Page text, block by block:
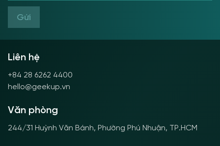
Gửi
Liên hệ
+84 28 6262 4400
hello@geekup.vn
Văn phòng
244/31 Huỳnh Văn Bánh, Phường Phú Nhuận, TP.HCM